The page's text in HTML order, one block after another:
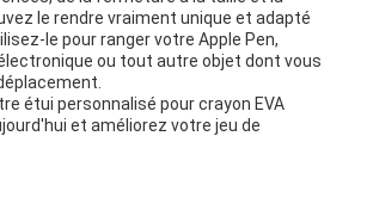
le rendre vraiment unique et adapté
le pour ranger votre Apple Pen,
ou tout autre objet dont vous
étui personnalisé pour crayon EVA
et améliorez votre jeu de